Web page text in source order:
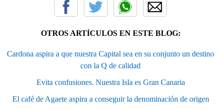
OTROS ARTÍCULOS EN ESTE BLOG:
Cardona aspira a que nuestra Capital sea en su conjunto un destino
con la Q de calidad
Evita confusiones. Nuestra Isla es Gran Canaria
El café de Agaete aspira a conseguir la denominación de origen